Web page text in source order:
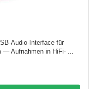
Audio-Interface für
— Aufnahmen in HiFi- ...